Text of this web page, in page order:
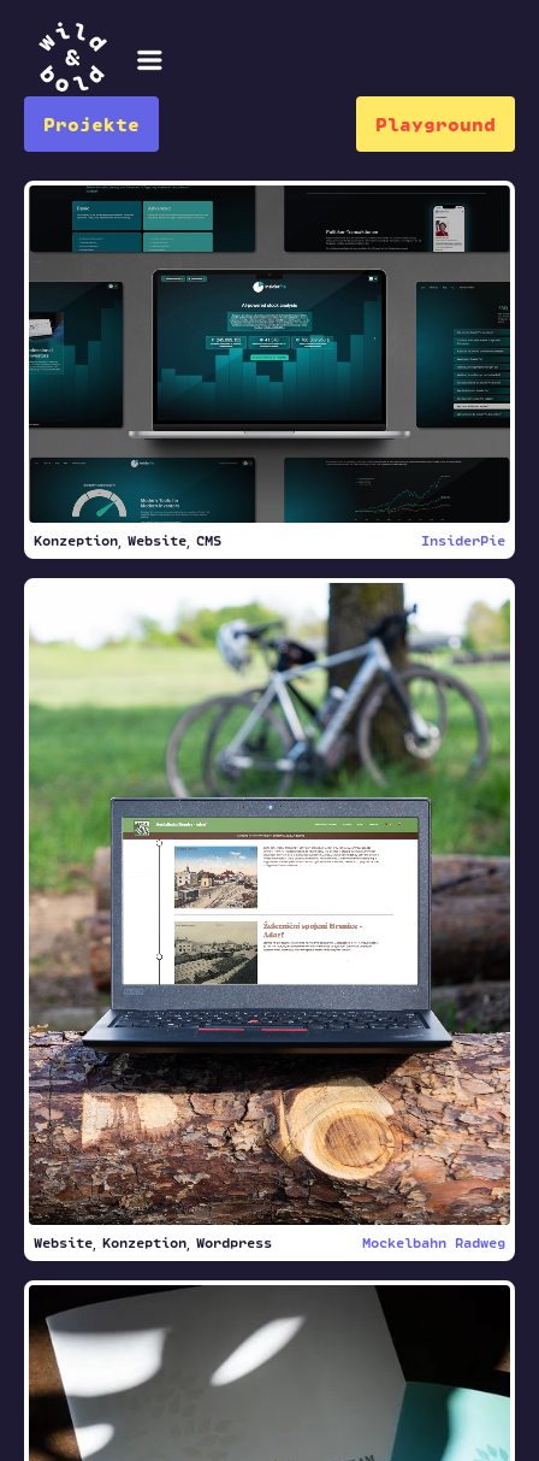
Projekte Playground
Konzeption Website CMS InsiderPie
Website Konzeption Wordpress Mockelbahn Radweg